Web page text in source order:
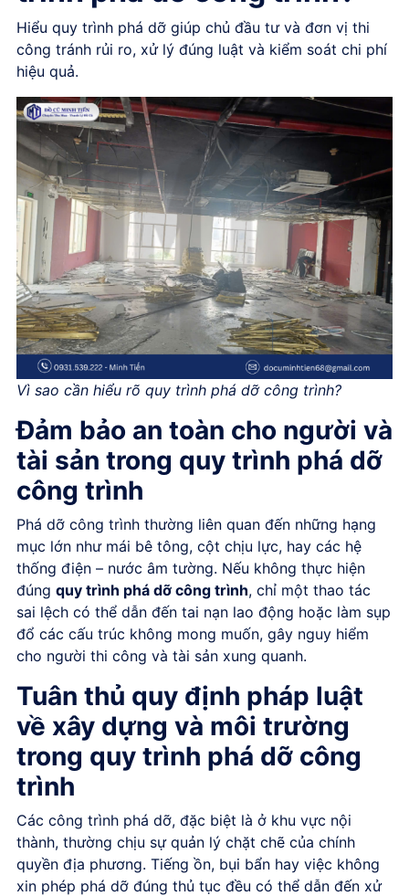
Hiểu quy trình phá dỡ giúp chủ đầu tư và đơn vị thi
công tránh rủi ro, xử lý đúng luật và kiểm soát chi phí
hiệu quả.
Vì sao cần hiểu rõ quy trình phá dỡ công trình?
Đảm bảo an toàn cho người và
tài sản trong quy trình phá dỡ
công trình
Phá dỡ công trình thường liên quan đến những hạng
mục lớn như mái bê tông, cột chịu lực, hay các hệ
thống điện – nước âm tường. Nếu không thực hiện
đúng quy trình phá dỡ công trình, chỉ một thao tác
sai lệch có thể dẫn đến tai nạn lao động hoặc làm sụp
đổ các cấu trúc không mong muốn, gây nguy hiểm
cho người thi công và tài sản xung quanh.
Tuân thủ quy định pháp luật
về xây dựng và môi trường
trong quy trình phá dỡ công
trình
Các công trình phá dỡ, đặc biệt là ở khu vực nội
thành, thường chịu sự quản lý chặt chẽ của chính
quyền địa phương. Tiếng ồn, bụi bẩn hay việc không
xin phép phá dỡ đúng thủ tục đều có thể dẫn đến xử